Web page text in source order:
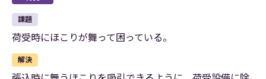
課題
荷受時にほこりが舞って困っている。
解決